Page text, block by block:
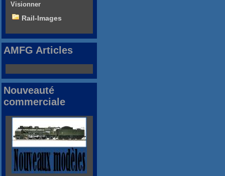
Visionner
Rail-Images
AMFG Articles
Nouveauté
commerciale